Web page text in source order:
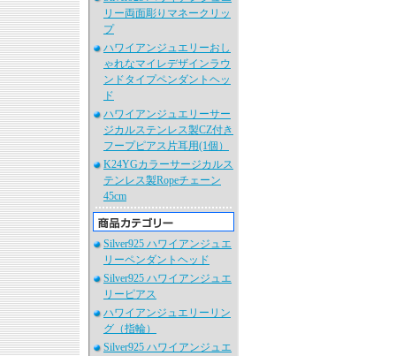
リー両面彫りマネークリッ
プ
ハワイアンジュエリーおし
ゃれなマイレデザインラウ
ンドタイプペンダントヘッ
ド
ハワイアンジュエリーサー
ジカルステンレス製CZ付き
フープピアス片耳用(1個）
K24YGカラーサージカルス
テンレス製Ropeチェーン
45cm
Silver925 ハワイアンジュエ
リーペンダントヘッド
Silver925 ハワイアンジュエ
リーピアス
ハワイアンジュエリーリン
グ（指輪）
Silver925 ハワイアンジュエ